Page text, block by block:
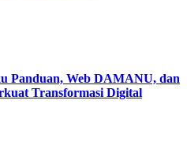
Panduan, Web DAMANU, dan
Transformasi Digital